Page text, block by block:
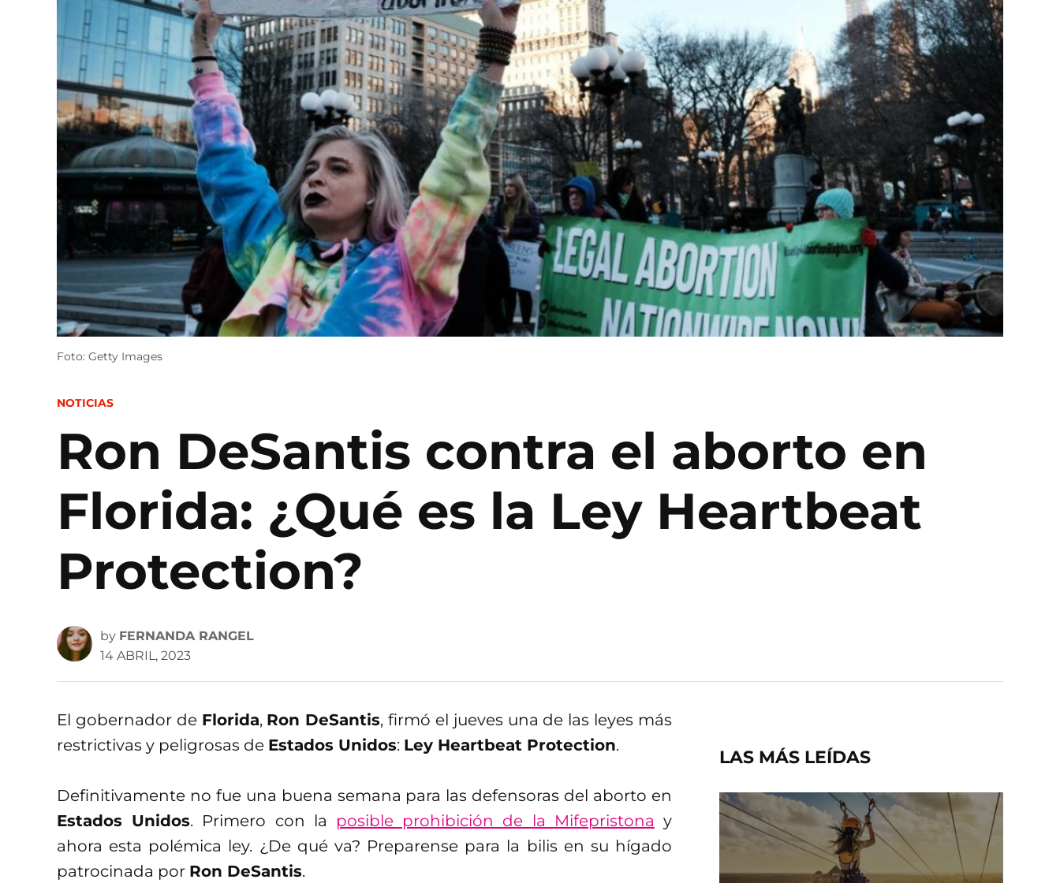
Foto: Getty Images
POSTED
NOTICIAS
Ron DeSantis contra el aborto en
Florida: ¿Qué es la Ley Heartbeat
Protection?
by FERNANDA RANGEL
14 ABRIL, 2023
El gobernador de Florida, Ron DeSantis, firmó el jueves una de las leyes más
restrictivas y peligrosas de Estados Unidos: Ley Heartbeat Protection.
Definitivamente no fue una buena semana para las defensoras del aborto en
Estados Unidos. Primero con la posible prohibición de la Mifepristona y
ahora esta polémica ley. ¿De qué va? Preparense para la bilis en su hígado
patrocinada por Ron DeSantis.
LAS MÁS LEÍDAS